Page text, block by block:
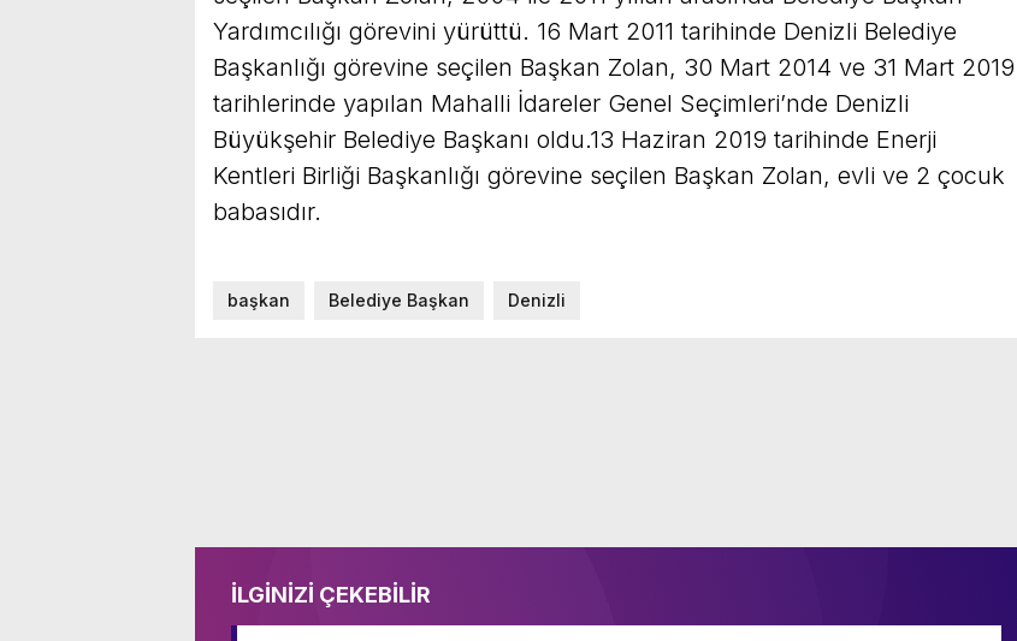
Yardımcılığı görevini yürüttü. 16 Mart 2011 tarihinde Denizli Belediye
Başkanlığı görevine seçilen Başkan Zolan, 30 Mart 2014 ve 31 Mart 2019
tarihlerinde yapılan Mahalli İdareler Genel Seçimleri’nde Denizli
Büyükşehir Belediye Başkanı oldu.13 Haziran 2019 tarihinde Enerji
Kentleri Birliği Başkanlığı görevine seçilen Başkan Zolan, evli ve 2 çocuk
babasıdır.
başkan Belediye Başkan Denizli
İLGİNİZİ ÇEKEBİLİR